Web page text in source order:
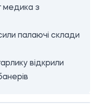
медика з
палаючі склади
відкрили